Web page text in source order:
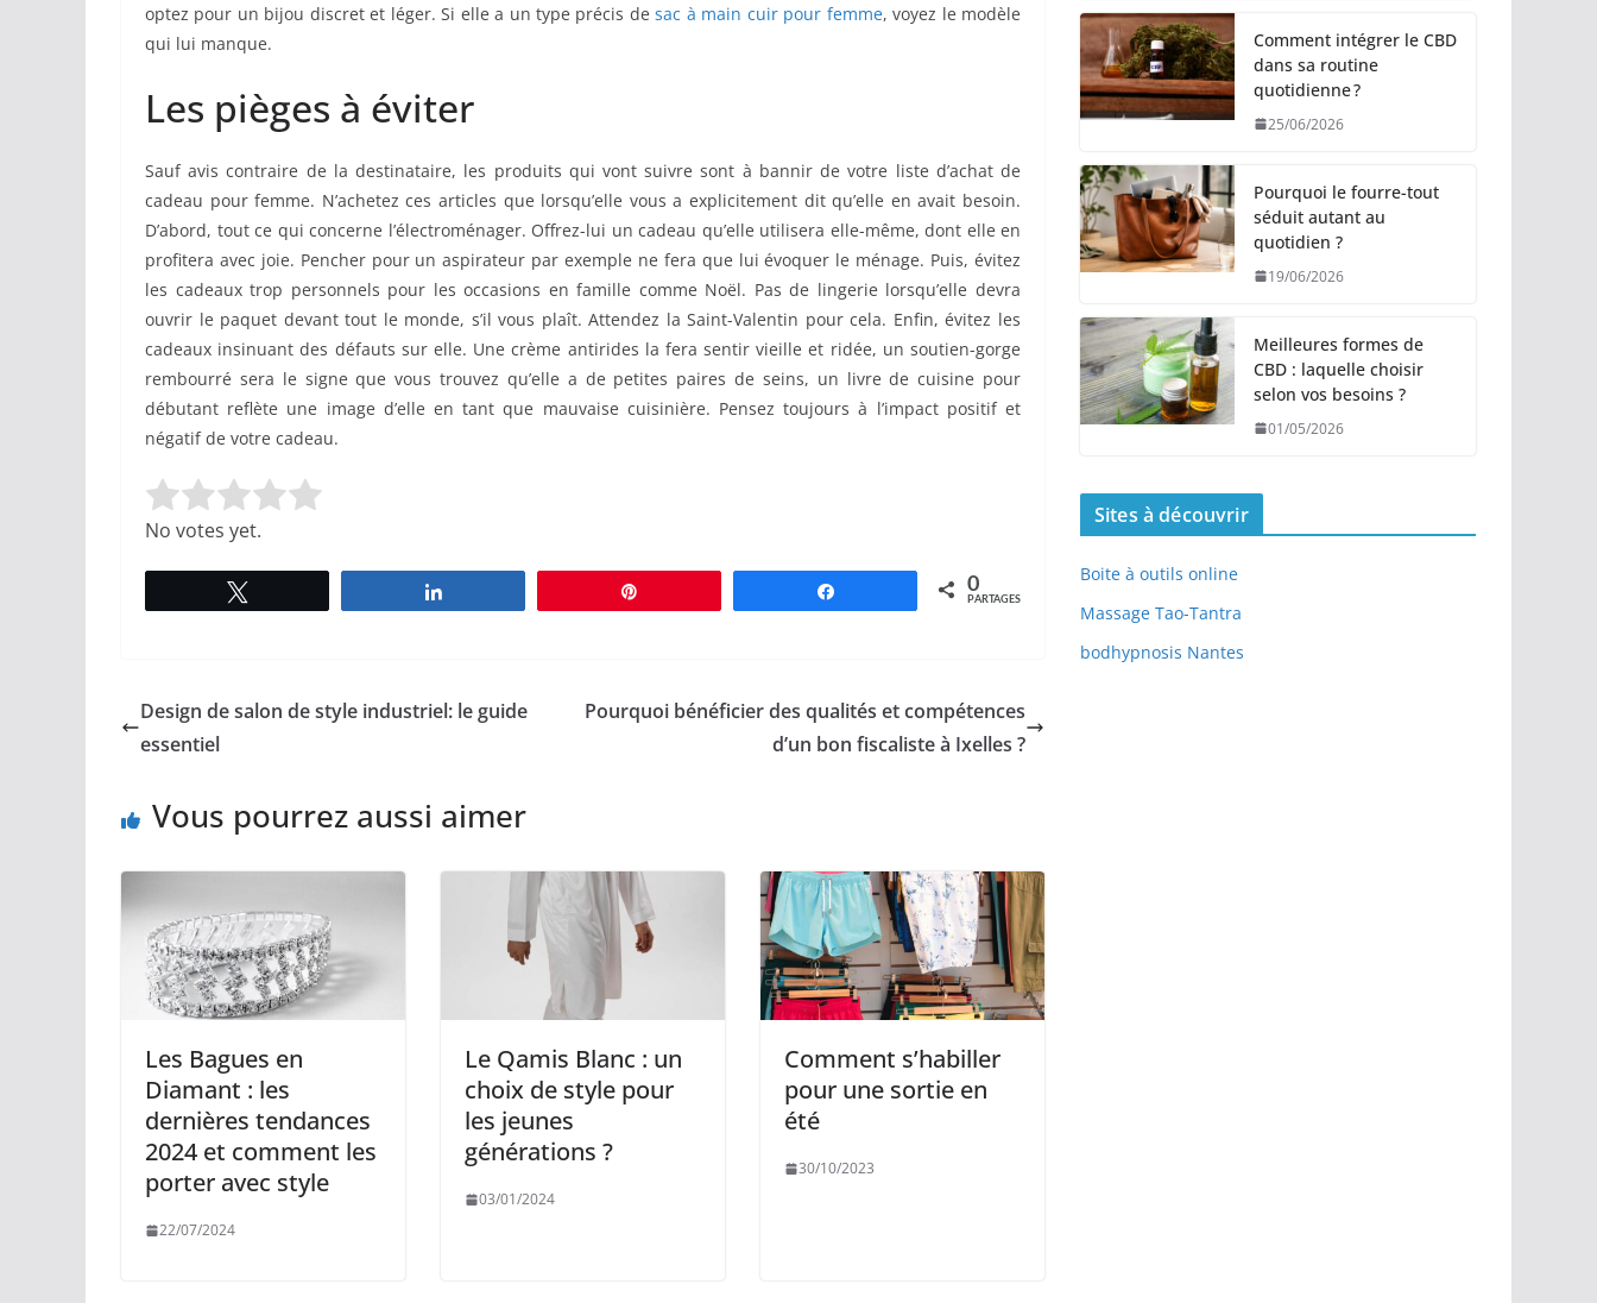
optez pour un bijou discret et léger. Si elle a un type précis desac à main cuir pour femme, voyez le modèle
qui lui manque.
Les pièges à éviter
Sauf avis contraire de la destinataire, les produits qui vont suivre sont à bannir de votre liste d’achat de
cadeau pour femme. N’achetez ces articles que lorsqu’elle vous a explicitement dit qu’elle en avait besoin.
D’abord, tout ce qui concerne l’électroménager. Offrez-lui un cadeau qu’elle utilisera elle-même, dont elle en
profitera avec joie. Pencher pour un aspirateur par exemple ne fera que lui évoquer le ménage. Puis, évitez
les cadeaux trop personnels pour les occasions en famille comme Noël. Pas de lingerie lorsqu’elle devra
ouvrir le paquet devant tout le monde, s’il vous plaît. Attendez la Saint-Valentin pour cela. Enfin, évitez les
cadeaux insinuant des défauts sur elle. Une crème antirides la fera sentir vieille et ridée, un soutien-gorge
rembourré sera le signe que vous trouvez qu’elle a de petites paires de seins, un livre de cuisine pour
débutant reflète une image d’elle en tant que mauvaise cuisinière. Pensez toujours à l’impact positif et
négatif de votre cadeau.
Rate this item:
No votes yet.
0
PARTAGES
Design de salon de style industriel: le guide
essentiel
Pourquoi bénéficier des qualités et compétences
d’un bon fiscaliste à Ixelles ?
Vous pourrez aussi aimer
Les Bagues en
Diamant : les
dernières tendances
2024 et comment les
porter avec style
22/07/2024
Le Qamis Blanc : un
choix de style pour
les jeunes
générations ?
03/01/2024
Comment s’habiller
pour une sortie en
été
30/10/2023
Comment intégrer le CBD
dans sa routine
quotidienne ?
25/06/2026
Pourquoi le fourre-tout
séduit autant au
quotidien ?
19/06/2026
Meilleures formes de
CBD : laquelle choisir
selon vos besoins ?
01/05/2026
Sites à découvrir
Boite à outils online
Massage Tao-Tantra
bodhypnosis Nantes